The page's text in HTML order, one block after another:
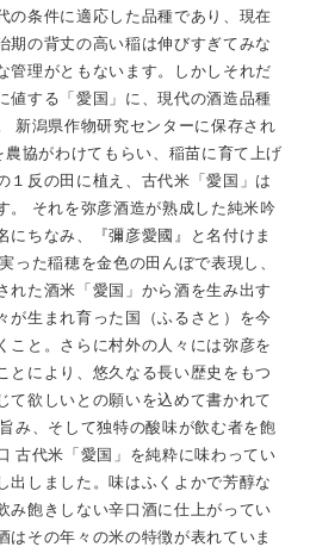
の条件に適応した品種であり、現在
期の背丈の高い稲は伸びすぎてみな
管理がともないます。しかしそれだ
値する「愛国」に、現代の酒造品種
新潟県作物研究センターに保存され
協がわけてもらい、稲苗に育て上げ
１反の田に植え、古代米「愛国」は
。 それを弥彦酒造が熟成した純米吟
にちなみ、『彌彦愛國』と名付けま
った稲穂を金色の田んぼで表現し、
れた酒米「愛国」から酒を生み出す
が生まれ育った国（ふるさと）を今
こと。さらに村外の人々には弥彦を
とにより、悠久なる長い歴史をもつ
て欲しいとの願いを込めて書かれて
み、そして独特の酸味が飲む者を飽
古代米「愛国」を純粋に味わってい
出しました。味はふくよかで芳醇な
み飽きしない辛口酒に仕上がってい
はその年々の米の特徴が表れていま